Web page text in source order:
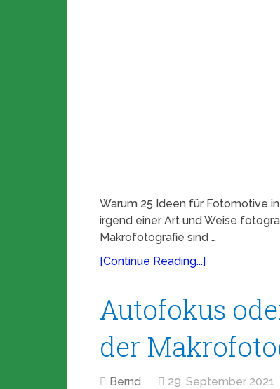
Warum 25 Ideen für Fotomotive
irgend einer Art und Weise
Makrofotografie sind …
[Continue Reading...]
Autofokus
der
Bernd 29. September 2021